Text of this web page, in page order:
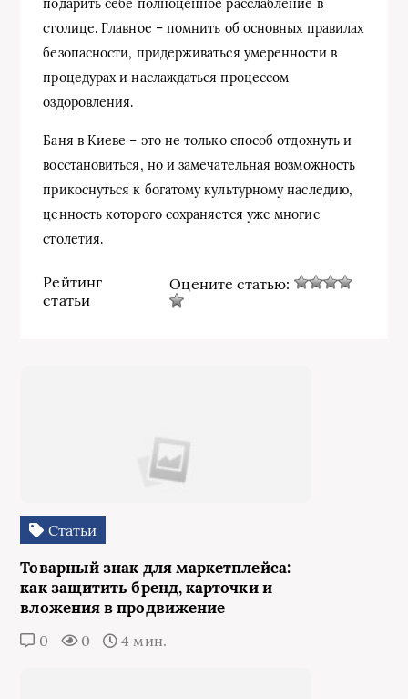
подарить себе полноценное расслабление в
столице. Главное – помнить об основных правилах
безопасности, придерживаться умеренности в
процедурах и наслаждаться процессом
оздоровления.
Баня в Киеве – это не только способ отдохнуть и
восстановиться, но и замечательная возможность
прикоснуться к богатому культурному наследию,
ценность которого сохраняется уже многие
столетия.
Рейтинг
статьи
Оцените статью:
Статьи
Товарный знак для маркетплейса:
как защитить бренд, карточки и
вложения в продвижение
0 0 4 мин.